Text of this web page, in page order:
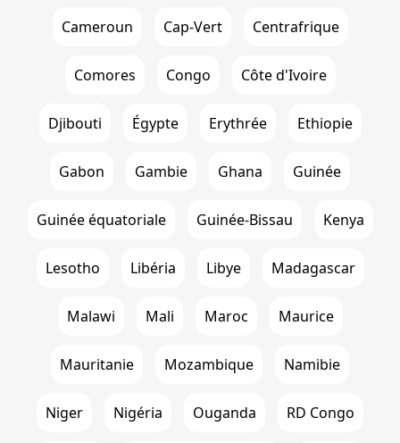
Cameroun Cap-Vert Centrafrique
Comores Congo Côte d'Ivoire
Djibouti Égypte Erythrée Ethiopie
Gabon Gambie Ghana Guinée
Guinée équatoriale Guinée-Bissau Kenya
Lesotho Libéria Libye Madagascar
Malawi Mali Maroc Maurice
Mauritanie Mozambique Namibie
Niger Nigéria Ouganda RD Congo